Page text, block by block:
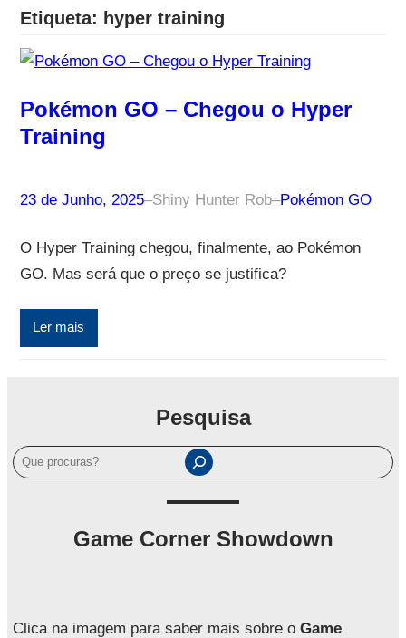
Etiqueta: hyper training
Pokémon GO – Chegou o Hyper
Training
23 de Junho, 2025–Shiny Hunter Rob–Pokémon GO
O Hyper Training chegou, finalmente, ao Pokémon
GO. Mas será que o preço se justifica?
Ler mais
Pesquisa
P
e
a
Game Corner Showdown
Clica na imagem para saber mais sobre o Game